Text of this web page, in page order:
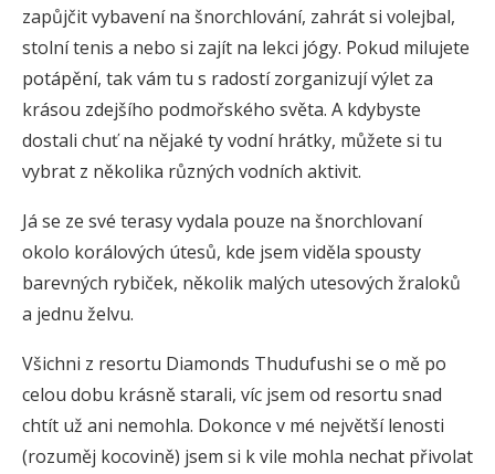
zapůjčit vybavení na šnorchlování, zahrát si volejbal,
stolní tenis a nebo si zajít na lekci jógy. Pokud milujete
potápění, tak vám tu s radostí zorganizují výlet za
krásou zdejšího podmořského světa. A kdybyste
dostali chuť na nějaké ty vodní hrátky, můžete si tu
vybrat z několika různých vodních aktivit.
Já se ze své terasy vydala pouze na šnorchlovaní
okolo korálových útesů, kde jsem viděla spousty
barevných rybiček, několik malých utesových žraloků
a jednu želvu.
Všichni z resortu Diamonds Thudufushi se o mě po
celou dobu krásně starali, víc jsem od resortu snad
chtít už ani nemohla. Dokonce v mé největší lenosti
(rozuměj kocovině) jsem si k vile mohla nechat přivolat